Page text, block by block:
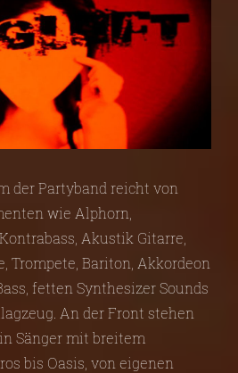
der Partyband reicht von
wie Alphorn,
Akustik Gitarre,
Trompete, Bariton, Akkordeon
fetten Synthesizer Sounds
An der Front stehen
Sänger mit breitem
bis Oasis, von eigenen